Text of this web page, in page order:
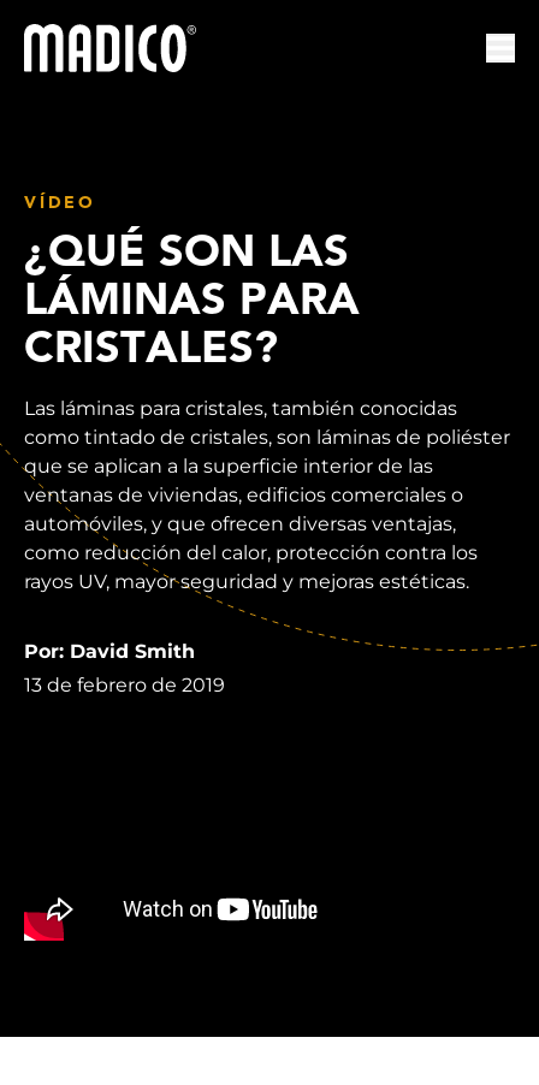
Madico
VÍDEO
¿QUÉ SON LAS
LÁMINAS PARA
CRISTALES?
Las láminas para cristales, también conocidas
como tintado de cristales, son láminas de poliéster
que se aplican a la superficie interior de las
ventanas de viviendas, edificios comerciales o
automóviles, y que ofrecen diversas ventajas,
como reducción del calor, protección contra los
rayos UV, mayor seguridad y mejoras estéticas.
Por: David Smith
13 de febrero de 2019